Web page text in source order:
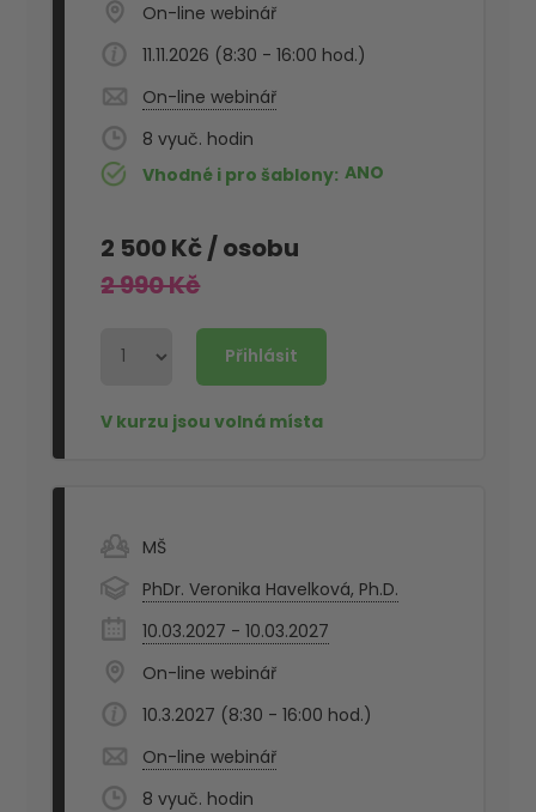
On-line webinář
11.11.2026 (8:30 - 16:00 hod.)
On-line webinář
8
Vhodné i pro šablony ANO
2 990 Kč
2 500 Kč/ osobu
MŠ
PhDr. Veronika Havelková, Ph.D.
10.03.2027 - 10.03.2027
On-line webinář
10.3.2027 (8:30 - 16:00 hod.)
On-line webinář
8